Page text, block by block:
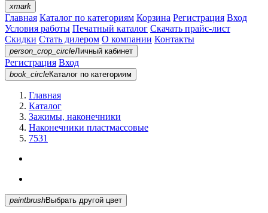
xmark
Главная Каталог по категориям Корзина Регистрация Вход
Условия работы Печатный каталог Скачать прайс-лист
Скидки Стать дилером О компании Контакты
person_crop_circleЛичный кабинет
Регистрация Вход
book_circleКаталог по категориям
Главная
Каталог
Зажимы, наконечники
Наконечники пластмассовые
7531
paintbrush Выбрать другой цвет